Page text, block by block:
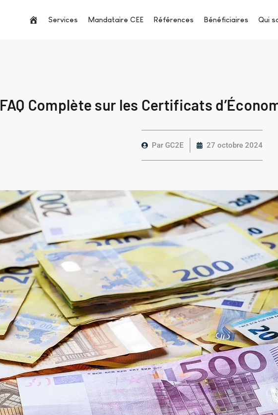
Services Mandataire CEE Références Bénéficiaires Qui
FAQ Complète sur les Certificats
Par GC2E 27 octobre 2024